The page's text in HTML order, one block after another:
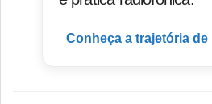
Conheça a trajetória